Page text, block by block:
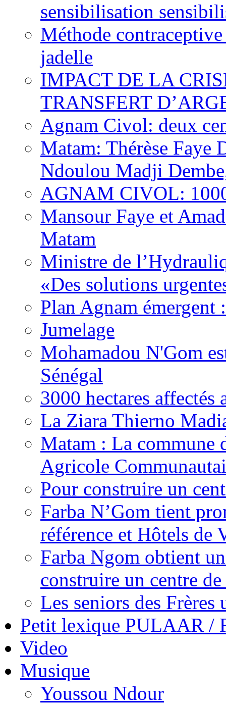
sensibilisation
Méthode
jadelle
IMPACT DE LA
TRANSFERT
Agnam Civol: deux
Matam: Thérèse Faye
Ndoulou Madji
AGNAM CIVOL:
Mansour Faye et
Matam
Ministre de
«Des solutions
Plan Agnam émergent
Jumelage
Mohamadou N'Gom
Sénégal
3000 hectares
La Ziara Thierno
Matam : La commune
Agricole
Pour construire un
Farba N’Gom tient
référence et Hôtels
Farba Ngom obtient
construire un centre
Les seniors des Frères
Petit lexique PULAAR /
Video
Musique
Youssou Ndour